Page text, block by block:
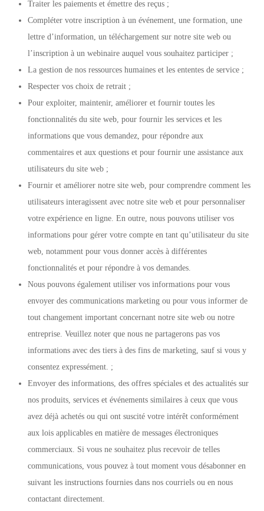
Traiter les paiements et émettre des reçus ;
Compléter votre inscription à un événement, une formation, une
lettre d’information, un téléchargement sur notre site web ou
l’inscription à un webinaire auquel vous souhaitez participer ;
La gestion de nos ressources humaines et les ententes de service ;
Respecter vos choix de retrait ;
Pour exploiter, maintenir, améliorer et fournir toutes les
fonctionnalités du site web, pour fournir les services et les
informations que vous demandez, pour répondre aux
commentaires et aux questions et pour fournir une assistance aux
utilisateurs du site web ;
Fournir et améliorer notre site web, pour comprendre comment les
utilisateurs interagissent avec notre site web et pour personnaliser
votre expérience en ligne. En outre, nous pouvons utiliser vos
informations pour gérer votre compte en tant qu’utilisateur du site
web, notamment pour vous donner accès à différentes
fonctionnalités et pour répondre à vos demandes.
Nous pouvons également utiliser vos informations pour vous
envoyer des communications marketing ou pour vous informer de
tout changement important concernant notre site web ou notre
entreprise. Veuillez noter que nous ne partagerons pas vos
informations avec des tiers à des fins de marketing, sauf si vous y
consentez expressément. ;
Envoyer des informations, des offres spéciales et des actualités sur
nos produits, services et événements similaires à ceux que vous
avez déjà achetés ou qui ont suscité votre intérêt conformément
aux lois applicables en matière de messages électroniques
commerciaux. Si vous ne souhaitez plus recevoir de telles
communications, vous pouvez à tout moment vous désabonner en
suivant les instructions fournies dans nos courriels ou en nous
contactant directement.